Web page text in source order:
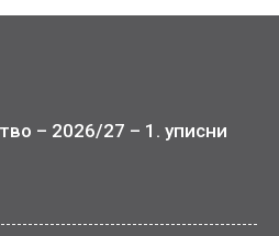
– 2026/27 – 1. уписни